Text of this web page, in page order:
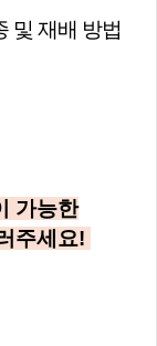
및 재배 방법
가능한
주세요!